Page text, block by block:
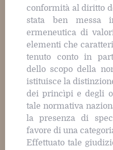
conformità al diritto
stata ben messa
ermeneutica di
elementi che
tenuto conto in
dello scopo della
istituisce la
dei princìpi e degli
tale normativa
la presenza di
favore di una
Effettuato tale